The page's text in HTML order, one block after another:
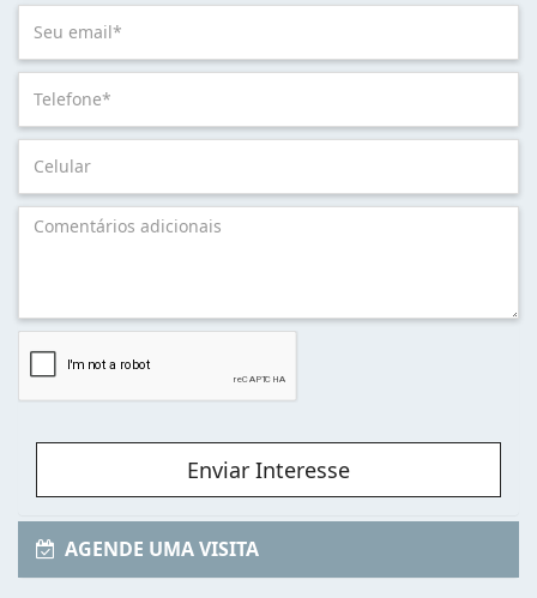
Enviar Interesse
AGENDE UMA VISITA